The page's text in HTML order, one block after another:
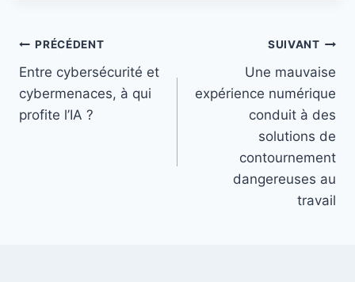
Navigation
de
l’article
PRÉCÉDENT
Entre cybersécurité et
cybermenaces, à qui
profite l’IA ?
SUIVANT
Une mauvaise
expérience numérique
conduit à des
solutions de
contournement
dangereuses au
travail